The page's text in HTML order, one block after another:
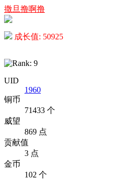
撒旦撸啊撸
成长值: 50925
UID
1960
铜币
71433 个
威望
869 点
贡献值
3 点
金币
102 个